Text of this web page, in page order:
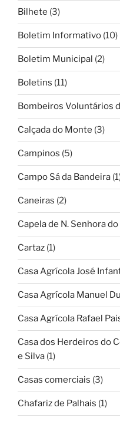
Bilhete (3)
Boletim Informativo (10)
Boletim Municipal (2)
Boletins (11)
Bombeiros Voluntários
Calçada do Monte (3)
Campinos (5)
Campo Sá da Bandeira
Caneiras (2)
Capela de N. Senhora
Cartaz (1)
Casa Agrícola José
Casa Agrícola Manuel
Casa Agrícola Rafael
Casa dos Herdeiros do
e Silva (1)
Casas comerciais (3)
Chafariz de Palhais (1)